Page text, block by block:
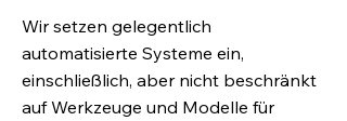
Wir setzen gelegentlich
automatisierte Systeme ein,
einschließlich, aber nicht beschränkt
auf Werkzeuge und Modelle für